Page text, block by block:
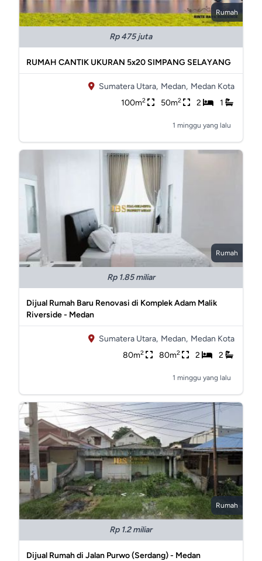
Rumah
Rp 475 juta
RUMAH CANTIK UKURAN 5x20 SIMPANG SELAYANG
Sumatera Utara, Medan, Medan Kota
100m2 50m2 2 1
1 minggu yang lalu
Rumah
Rp 1.85 miliar
Dijual Rumah Baru Renovasi di Komplek Adam Malik
Riverside - Medan
Sumatera Utara, Medan, Medan Kota
80m2 80m2 2 2
1 minggu yang lalu
Rumah
Rp 1.2 miliar
Dijual Rumah di Jalan Purwo (Serdang) - Medan